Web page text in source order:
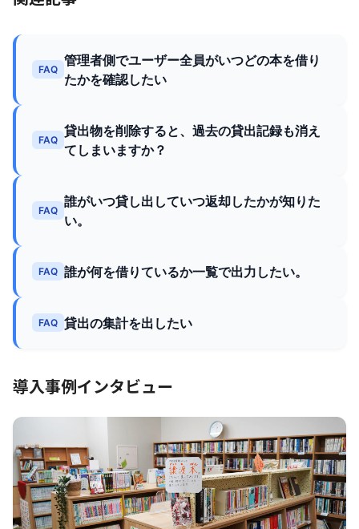
FAQ
管理者側でユーザー全員がいつどの本を借り
たかを確認したい
FAQ
貸出物を削除すると、過去の貸出記録も消え
てしまいますか？
FAQ
誰がいつ貸し出していつ返却したかが知りた
い。
FAQ 誰が何を借りているか一覧で出力したい。
FAQ 貸出の集計を出したい
導入事例インタビュー